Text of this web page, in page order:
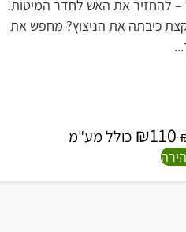
את האש לחדר המיטות!
את הניצוץ? מחפש את
מע"מ